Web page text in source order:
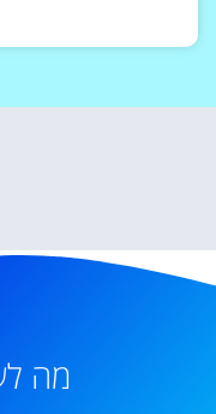
מה